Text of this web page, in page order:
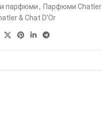
парфюми, Парфюми Chatler
& Chat D'Or